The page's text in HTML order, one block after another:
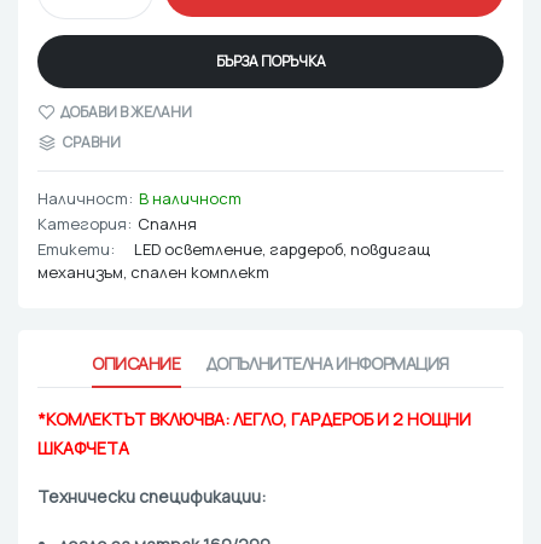
БЪРЗА ПОРЪЧКА
ДОБАВИ В ЖЕЛАНИ
СРАВНИ
Наличност: В наличност
Категория: Спалня
Етикети:
LED осветление, гардероб, повдигащ
механизъм, спален комплект
ОПИСАНИЕ ДОПЪЛНИТЕЛНА ИНФОРМАЦИЯ
*КОМЛЕКТЪТ ВКЛЮЧВА: ЛЕГЛО, ГАРДЕРОБ И 2 НОЩНИ
ШКАФЧЕТА
Технически спецификации: